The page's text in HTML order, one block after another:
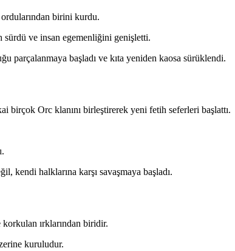
birini kurdu.
sürdü ve insan egemenliğini genişletti.
parçalanmaya başladı ve kıta yeniden kaosa sürüklendi.
birçok Orc klanını birleştirerek yeni fetih seferleri başlattı.
kendi halklarına karşı savaşmaya başladı.
ırklarından biridir.
kuruludur.